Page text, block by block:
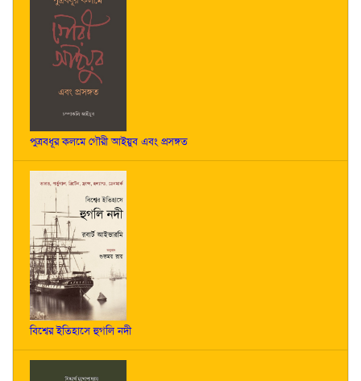
পুত্রবধূর কলমে গৌরী আইয়ুব এবং প্রসঙ্গত
বিশ্বের ইতিহাসে হুগলি নদী